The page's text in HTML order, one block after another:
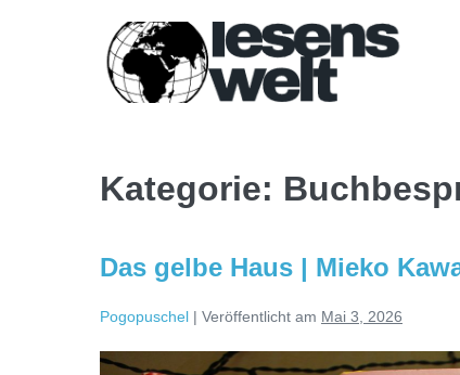
Kategorie:
Das gelbe Haus | Mieko
Pogopuschel | Veröffentlicht am Mai 3, 2026
Das